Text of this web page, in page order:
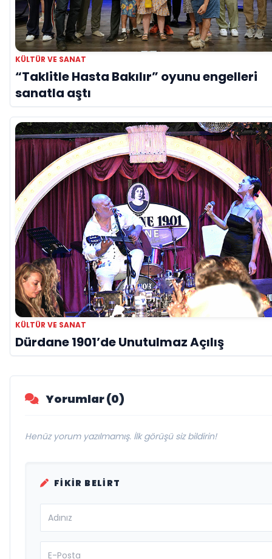
KÜLTÜR VE SANAT
“Taklitle Hasta Bakılır” oyunu engelleri
sanatla aştı
KÜLTÜR VE SANAT
Dürdane 1901’de Unutulmaz Açılış
Yorumlar (0)
Henüz yorum yazılmamış. İlk görüşü siz bildirin!
FIKIR BELIRT